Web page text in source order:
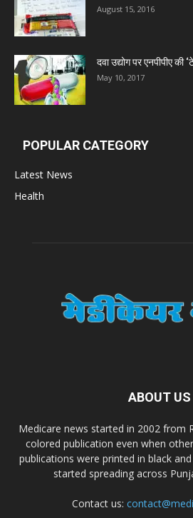
Zumentes Healthcare
Digital Vision
Carewell Ayurveda
Dr. Madhukar
Dr. Alson Laboratories Private
Domagk Smith Labs Pvt Ltd
Diya Healthcare Private Limited
August 15, 2016
दवा उद्योग पर एनपीपीए की
May 10, 2017
POPULAR CATEGORY
Latest News
Health
ABOUT US
Medicare news started in 2002 from
colored publication even when
publications were printed in black
started spreading across
Contact us: